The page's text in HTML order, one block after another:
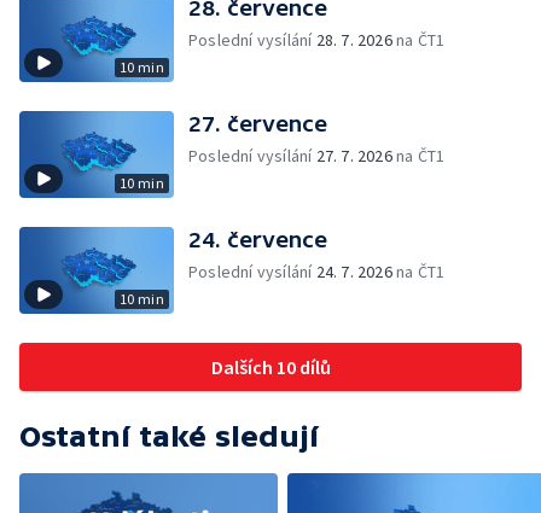
10 min
28. července
Poslední vysílání 28. 7. 2026na ČT1
10 min
27. července
Poslední vysílání 27. 7. 2026na ČT1
10 min
24. července
Poslední vysílání 24. 7. 2026na ČT1
Dalších 10 dílů
Ostatní také sledují